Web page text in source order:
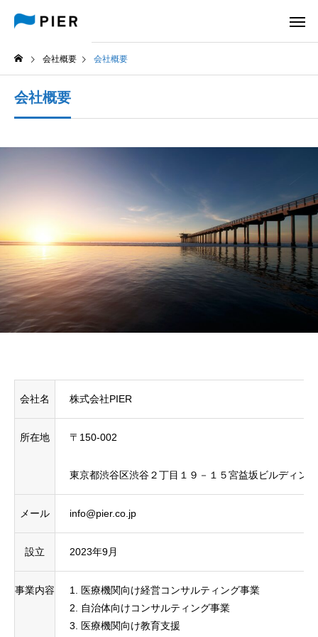
会社概要 会社概要
会社概要
会社名 株式会社PIER
所在地 〒150-002
東京都渋谷区渋谷２丁目１９－１５宮益坂ビルディン
メール info@pier.co.jp
設立 2023年9月
事業内容
1. 医療機関向け経営コンサルティング事業
2. 自治体向けコンサルティング事業
3. 医療機関向け教育支援